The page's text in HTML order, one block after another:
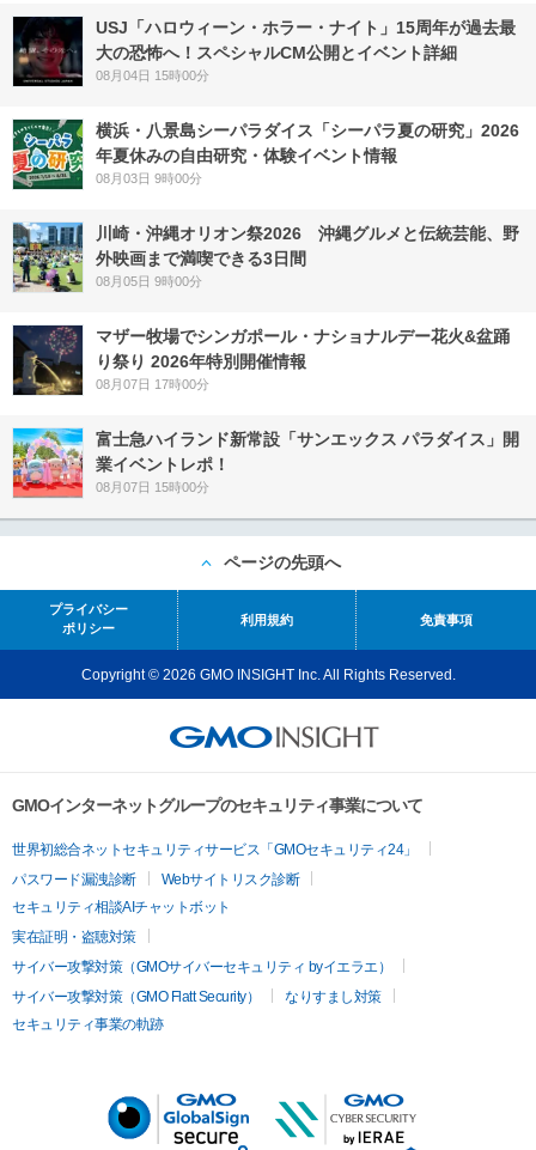
USJ「ハロウィーン・ホラー・ナイト」15周年が過去最
大の恐怖へ！スペシャルCM公開とイベント詳細
08月04日 15時00分
横浜・八景島シーパラダイス「シーパラ夏の研究」2026
年夏休みの自由研究・体験イベント情報
08月03日 9時00分
川崎・沖縄オリオン祭2026 沖縄グルメと伝統芸能、野
外映画まで満喫できる3日間
08月05日 9時00分
マザー牧場でシンガポール・ナショナルデー花火&盆踊
り祭り 2026年特別開催情報
08月07日 17時00分
富士急ハイランド新常設「サンエックス パラダイス」開
業イベントレポ！
08月07日 15時00分
ページの先頭へ
プライバシー
ポリシー
利用規約 免責事項
Copyright © 2026 GMO INSIGHT Inc. All Rights Reserved.
GMOインターネットグループのセキュリティ事業について
世界初総合ネットセキュリティサービス「GMOセキュリティ24」
パスワード漏洩診断
Webサイトリスク診断
セキュリティ相談AIチャットボット
実在証明・盗聴対策
サイバー攻撃対策（GMOサイバーセキュリティ byイエラエ）
サイバー攻撃対策（GMO Flatt Security）
なりすまし対策
セキュリティ事業の軌跡